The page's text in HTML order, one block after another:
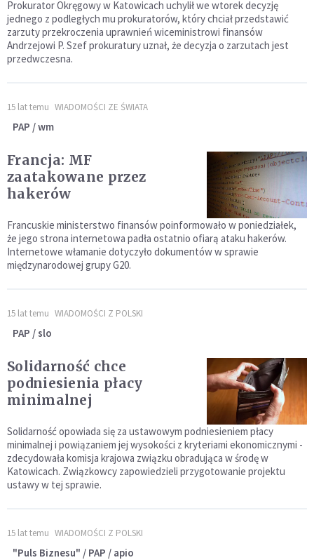
Prokurator Okręgowy w Katowicach uchylił we wtorek decyzję
jednego z podległych mu prokuratorów, który chciał przedstawić
zarzuty przekroczenia uprawnień wiceministrowi finansów
Andrzejowi P. Szef prokuratury uznał, że decyzja o zarzutach jest
przedwczesna.
15 lat temu WIADOMOŚCI ZE ŚWIATA
PAP / wm
Francja: MF
zaatakowane przez
hakerów
Francuskie ministerstwo finansów poinformowało w poniedziałek,
że jego strona internetowa padła ostatnio ofiarą ataku hakerów.
Internetowe włamanie dotyczyło dokumentów w sprawie
międzynarodowej grupy G20.
15 lat temu WIADOMOŚCI Z POLSKI
PAP / slo
Solidarność chce
podniesienia płacy
minimalnej
Solidarność opowiada się za ustawowym podniesieniem płacy
minimalnej i powiązaniem jej wysokości z kryteriami ekonomicznymi -
zdecydowała komisja krajowa związku obradująca w środę w
Katowicach. Związkowcy zapowiedzieli przygotowanie projektu
ustawy w tej sprawie.
15 lat temu WIADOMOŚCI Z POLSKI
"Puls Biznesu" / PAP / apio